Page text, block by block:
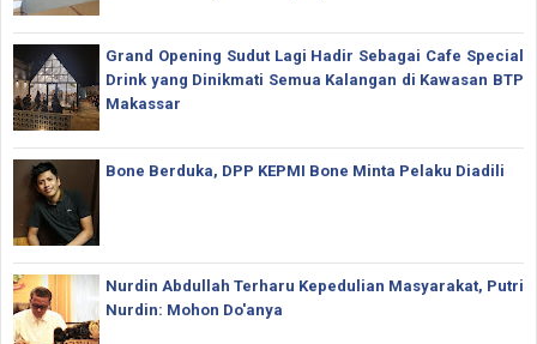
Grand Opening Sudut Lagi Hadir Sebagai Cafe Special
Drink yang Dinikmati Semua Kalangan di Kawasan BTP
Makassar
Bone Berduka, DPP KEPMI Bone Minta Pelaku Diadili
Nurdin Abdullah Terharu Kepedulian Masyarakat, Putri
Nurdin: Mohon Do'anya